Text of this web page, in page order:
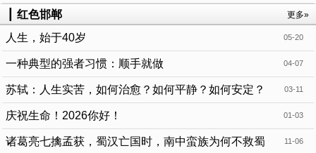
淳） 更多»
红色邯郸
05-20
人生，始于40岁
04-07
一种典型的强者习惯：顺手就做
03-11
苏轼：人生实苦，如何治愈？如何平静？如何安定？
01-03
庆祝生命！2026你好！
11-06
诸葛亮七擒孟获，蜀汉亡国时，南中蛮族为何不救蜀